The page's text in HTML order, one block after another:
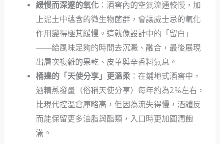
緩慢而深邃的氧化：酒窖內的空氣流通較慢，加
上泥土中蘊含的微生物菌群，會讓威士忌的氧化
作用變得極其緩慢。這就像設計中的「留白」
——給風味足夠的時間去沉澱、融合，最後展現
出層次複雜的果乾、皮革與辛香料氣息。
桶邊的「天使分享」更溫柔：在鋪地式酒窖中，
酒精蒸發量（俗稱天使分享）每年約為2%左右，
比現代控溫倉庫略高，但因為流失得慢，酒體反
而能保留更多油脂與酯類，入口時更加圓潤飽
滿。